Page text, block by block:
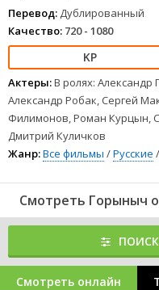
Перевод: Дублированный
Качество: 720 - 1080
Актеры:В ролях: Александр
Александр Робак, Сергей
Филимонов, Роман Курцын,
Дмитрий Куличков
Жанр:Все фильмы /Русские /
Смотреть Горыныч
Смотреть онлайн